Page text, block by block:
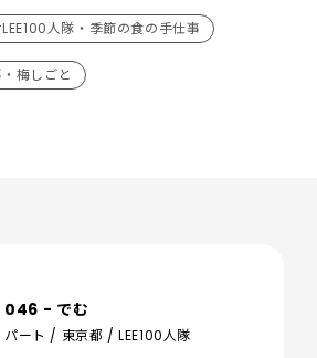
人隊・季節の食の手仕事
梅しごと
046 - でむ
パート / 東京都 / LEE100人隊